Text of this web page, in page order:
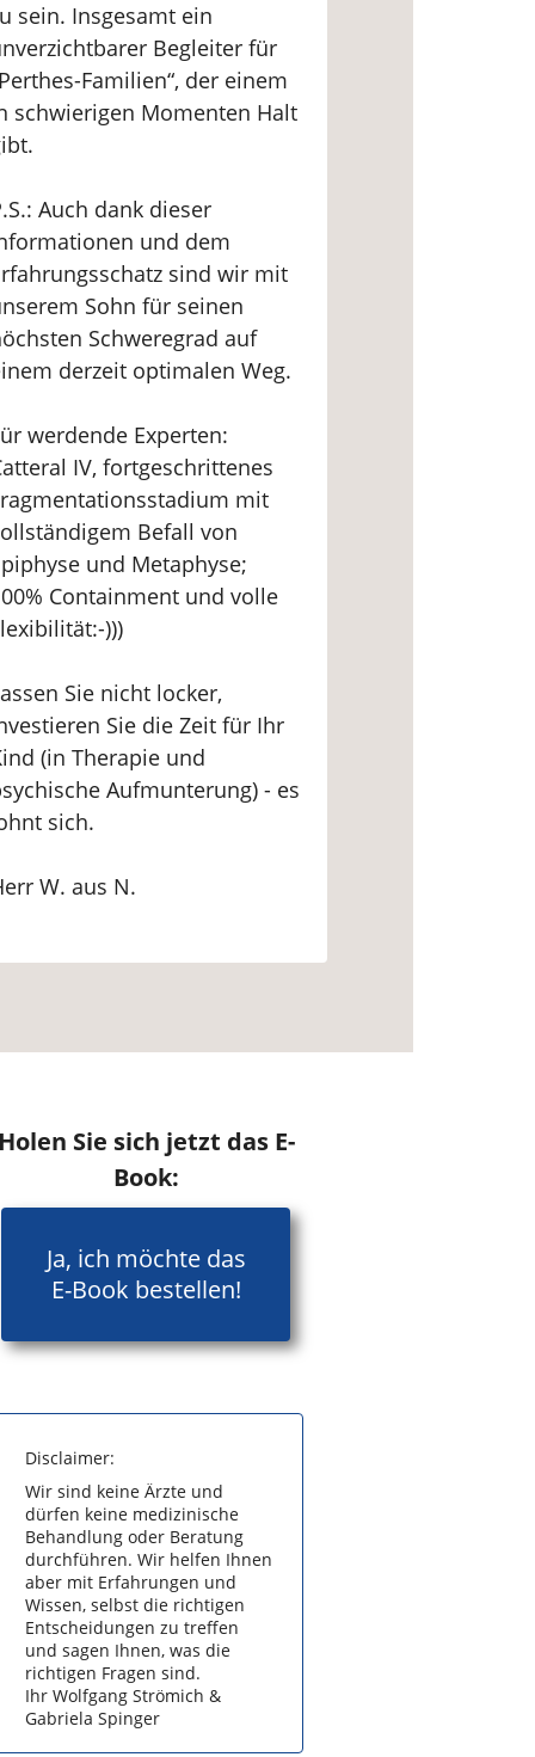
sein. Insgesamt ein
Begleiter für
Familien“, der einem
schwierigen Momenten Halt
Auch dank dieser
und dem
sind wir mit
Sohn für seinen
Schweregrad auf
derzeit optimalen Weg.
werdende Experten:
IV, fortgeschrittenes
mit
Befall von
und Metaphyse;
Containment und volle
)))
Sie nicht locker,
Sie die Zeit für Ihr
(in Therapie und
Aufmunterung) - es
sich.
W. aus N.
Sie sich jetzt das E-
Book:
Ja, ich möchte das
E-Book bestellen!
Disclaimer:
Wir sind keine Ärzte und
dürfen keine medizinische
Behandlung oder Beratung
durchführen. Wir helfen Ihnen
aber mit Erfahrungen und
Wissen, selbst die richtigen
Entscheidungen zu treffen
und sagen Ihnen, was die
richtigen Fragen sind.
Ihr Wolfgang Strömich &
Gabriela Spinger